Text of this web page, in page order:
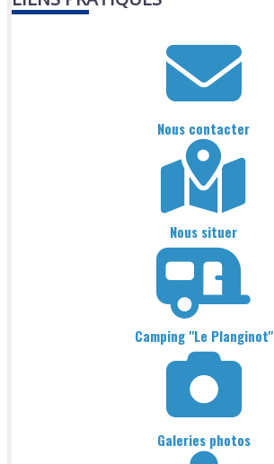
Nous contacter
Nous situer
Camping "Le Planginot"
Galeries photos